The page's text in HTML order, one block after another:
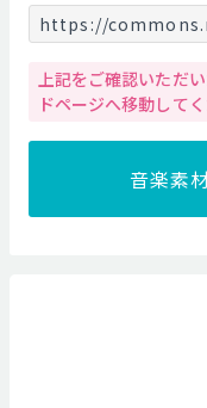
https://
上記をご確認いただ
ドページへ移動してく
音楽素